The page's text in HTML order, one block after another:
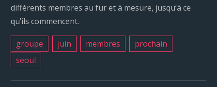
différents membres au fur et à mesure, jusqu’à ce
qu’ils commencent.
groupe juin membres
prochain
seoul